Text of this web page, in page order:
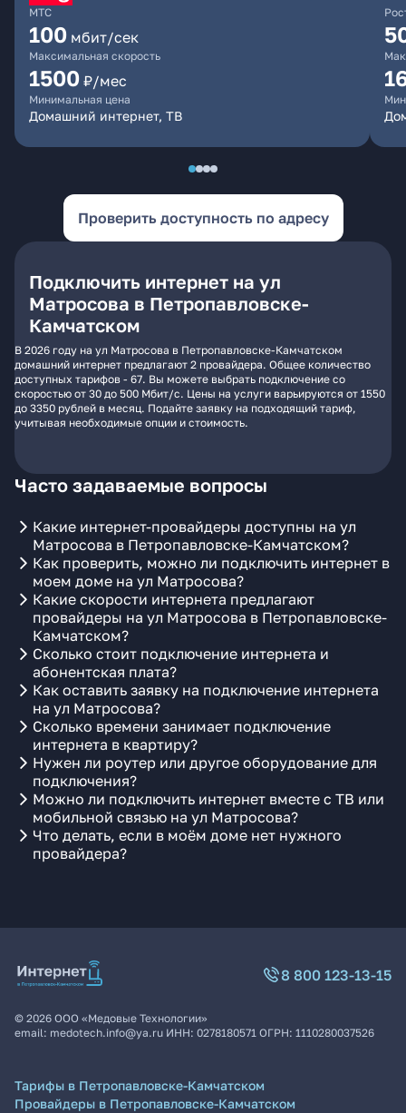
МТС
100 мбит/сек
Максимальная скорость
1500 ₽/мес
Минимальная цена
Домашний интернет, ТВ
Проверить доступность по адресу
Подключить интернет на ул
Матросова в Петропавловске-
Камчатском
В 2026 году на ул Матросова в Петропавловске-Камчатском
домашний интернет предлагают 2 провайдера. Общее количество
доступных тарифов - 67. Вы можете выбрать подключение со
скоростью от 30 до 500 Мбит/с. Цены на услуги варьируются от 1550
до 3350 рублей в месяц. Подайте заявку на подходящий тариф,
учитывая необходимые опции и стоимость.
Часто задаваемые вопросы
Какие интернет-провайдеры доступны на ул
Матросова в Петропавловске-Камчатском?
Как проверить, можно ли подключить интернет в
моем доме на ул Матросова?
Какие скорости интернета предлагают
провайдеры на ул Матросова в Петропавловске-
Камчатском?
Сколько стоит подключение интернета и
абонентская плата?
Как оставить заявку на подключение интернета
на ул Матросова?
Сколько времени занимает подключение
интернета в квартиру?
Нужен ли роутер или другое оборудование для
подключения?
Можно ли подключить интернет вместе с ТВ или
мобильной связью на ул Матросова?
Что делать, если в моём доме нет нужного
провайдера?
8 800 123-13-15
© 2026 ООО «Медовые Технологии»
email: medotech.info@ya.ru ИНН: 0278180571 ОГРН: 1110280037526
Тарифы в Петропавловске-Камчатском
Провайдеры в Петропавловске-Камчатском